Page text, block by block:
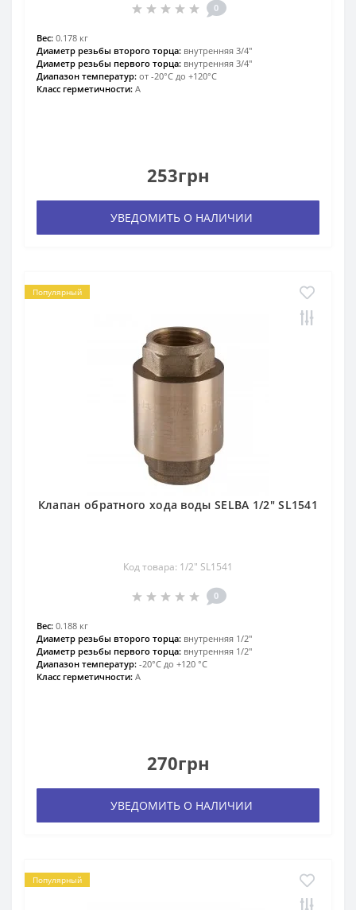
0
Вес: 0.178 кг
Диаметр резьбы второго торца: внутренняя 3/4″
Диаметр резьбы первого торца: внутренняя 3/4″
Диапазон температур: от -20°С до +120°С
Класс герметичности: А
253грн
УВЕДОМИТЬ О НАЛИЧИИ
Популярный
Клапан обратного хода воды SELBA 1/2″ SL1541
Код товара: 1/2″ SL1541
0
Вес: 0.188 кг
Диаметр резьбы второго торца: внутренняя 1/2″
Диаметр резьбы первого торца: внутренняя 1/2″
Диапазон температур: -20°С до +120 °С
Класс герметичности: А
270грн
УВЕДОМИТЬ О НАЛИЧИИ
Популярный